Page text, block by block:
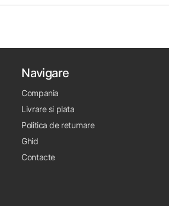
Navigare
Compania
Livrare si plata
Politica de returnare
Ghid
Contacte